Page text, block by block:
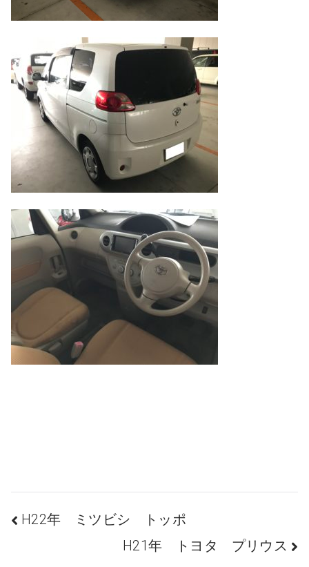
投
H22年 ミツビシ トッポ
H21年 トヨタ プリウス